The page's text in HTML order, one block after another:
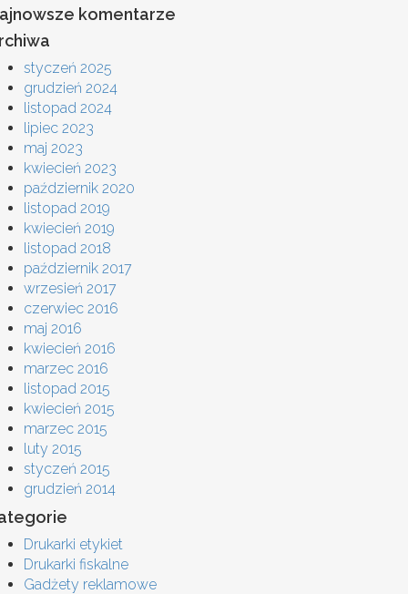
komentarze
styczeń 2025
grudzień 2024
listopad 2024
lipiec 2023
maj 2023
kwiecień 2023
październik 2020
listopad 2019
kwiecień 2019
listopad 2018
październik 2017
wrzesień 2017
czerwiec 2016
maj 2016
kwiecień 2016
marzec 2016
listopad 2015
kwiecień 2015
marzec 2015
luty 2015
styczeń 2015
grudzień 2014
Drukarki etykiet
Drukarki fiskalne
Gadżety reklamowe